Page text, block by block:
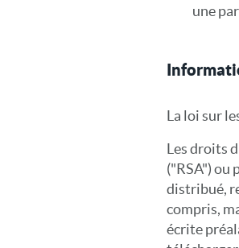
une
La loi sur
Les droits
("RSA") ou
distribué,
compris,
écrite